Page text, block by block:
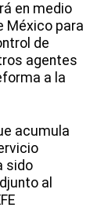
en medio
México para
de
agentes
a la
acumula
sido
al